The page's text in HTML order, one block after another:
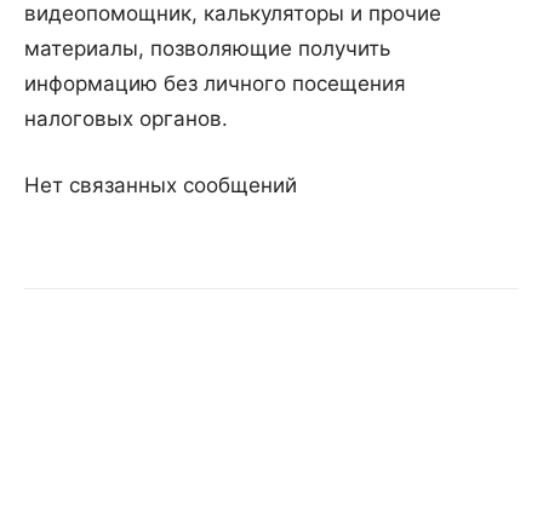
видеопомощник, калькуляторы и прочие
материалы, позволяющие получить
информацию без личного посещения
налоговых органов.
Нет связанных сообщений